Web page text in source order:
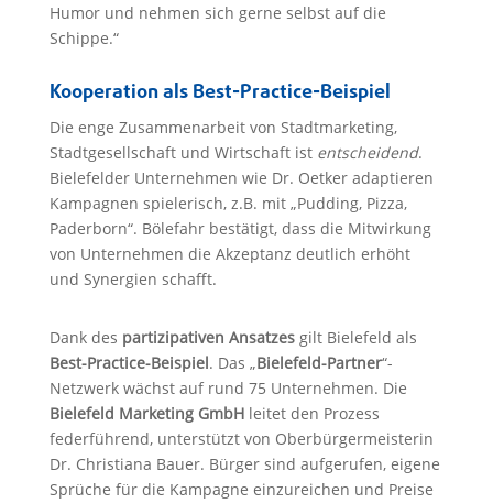
Humor und nehmen sich gerne selbst auf die
Schippe.“
Kooperation als Best-Practice-Beispiel
Die enge Zusammenarbeit von Stadtmarketing,
Stadtgesellschaft und Wirtschaft ist entscheidend.
Bielefelder Unternehmen wie Dr. Oetker adaptieren
Kampagnen spielerisch, z.B. mit „Pudding, Pizza,
Paderborn“. Bölefahr bestätigt, dass die Mitwirkung
von Unternehmen die Akzeptanz deutlich erhöht
und Synergien schafft.
Dank des partizipativen Ansatzesgilt Bielefeld als
Best-Practice-Beispiel. Das „Bielefeld-Partner“-
Netzwerk wächst auf rund 75 Unternehmen. Die
Bielefeld Marketing GmbHleitet den Prozess
federführend, unterstützt von Oberbürgermeisterin
Dr. Christiana Bauer. Bürger sind aufgerufen, eigene
Sprüche für die Kampagne einzureichen und Preise